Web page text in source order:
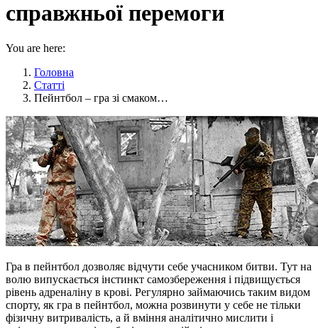
справжньої перемоги
You are here:
Головна
Статті
Пейнтбол – гра зі смаком…
Гра в пейнтбол дозволяє відчути себе учасником битви. Тут на
волю випускається інстинкт самозбереження і підвищується
рівень адреналіну в крові. Регулярно займаючись таким видом
спорту, як гра в пейнтбол, можна розвинути у себе не тільки
фізичну витривалість, а й вміння аналітично мислити і